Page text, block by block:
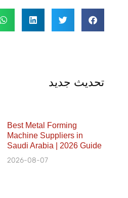
تحديث جديد
Best Metal Forming
Machine Suppliers in
Saudi Arabia | 2026 Guide
2026-08-07